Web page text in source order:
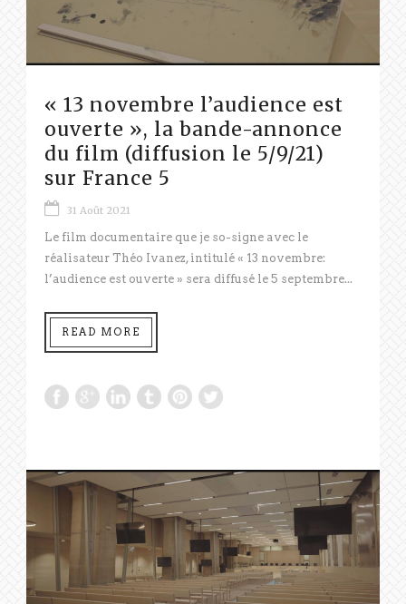
« 13 novembre l’audience est
ouverte », la bande-annonce
du film (diffusion le 5/9/21)
sur France 5
31 Août 2021
Le film documentaire que je so-signe avec le
réalisateur Théo Ivanez, intitulé « 13 novembre:
l’audience est ouverte » sera diffusé le 5 septembre...
READ MORE